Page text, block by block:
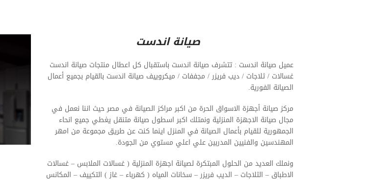
صيانة اندست
عميل صيانة اندست : تتشرف صيانة اندست باستقبال كل اعطال منتجات صيانة اندست
غسالات / ثلاجات / ديب فريزر / مجففات / ميكروييف صيانة اندست بالقيام بجميع أعمال
الصيانة الفورية.
مركز صيانة أجهزة الاسواق الحرة من اكبر مراكز الصيانة في مصر حيث اننا نعمل في
مجال صيانة الاجهزة المنزلية ونمتلك اكبر اسطول صيانة متنقل يغطي جميع انحاء
الجمهورية للقيام بأعمال الصيانة في المنزل اينما كنت عن طريق مجموعة من امهر
المهندسين والفنيين المدربين علي اعلي مستوي من الجودة.
ونملك العديد من الحلول المبتكرة لصيانة اجهزة المنزلية ( غسالات الملابس – غسالات
الاطباق – الثلاجات – الديب فريزر – سخانات المياه ( كهرباء – غاز ) التكييف – المكانس